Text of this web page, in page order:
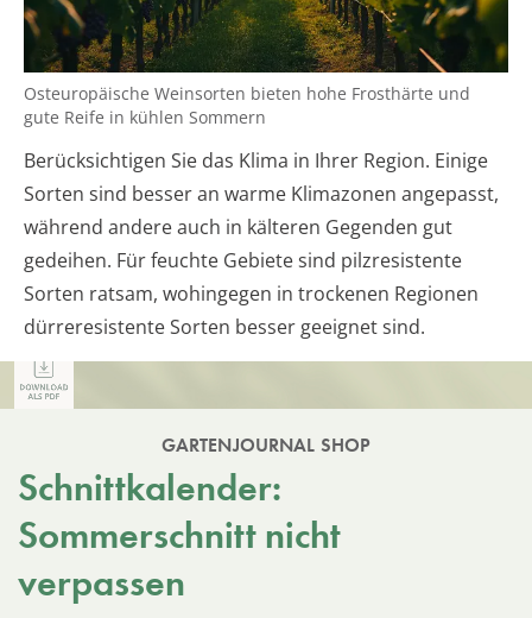
Osteuropäische Weinsorten bieten hohe Frosthärte und
gute Reife in kühlen Sommern
Berücksichtigen Sie das Klima in Ihrer Region. Einige
Sorten sind besser an warme Klimazonen angepasst,
während andere auch in kälteren Gegenden gut
gedeihen. Für feuchte Gebiete sind pilzresistente
Sorten ratsam, wohingegen in trockenen Regionen
dürreresistente Sorten besser geeignet sind.
GARTENJOURNAL SHOP
Schnittkalender:
Sommerschnitt nicht
verpassen